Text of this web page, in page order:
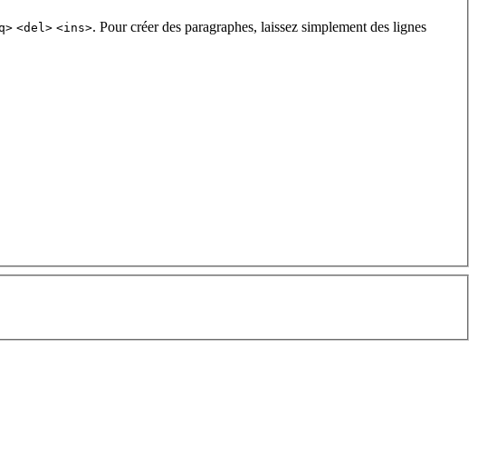
<del> <ins>. Pour créer des paragraphes, laissez simplement des lignes